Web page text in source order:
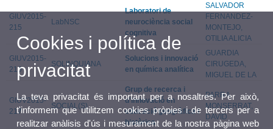
GIUV2015-
215
LabNSC
Laboratori de
neurociència social
cognitiva
SALVADOR
FERNANDEZ-
MONTEJO,
OTILIA ALICIA
GIUV2015-
216
SOLINQUIANA
Solucions i innovació
en química analítica
GUARDIA
CIRUGEDA,
MIGUEL DE LA
GIUV2015-
217
SOCIAL(S)
Grup de recerca i
d'innovació en
educació geogràfica i
històrica
PARRA
MONSERRAT,
DAVID
Cookies i política de
privacitat
La teva privacitat és important per a nosaltres. Per això,
t'informem que utilitzem cookies pròpies i de tercers per a
realitzar anàlisis d'ús i mesurament de la nostra pàgina web